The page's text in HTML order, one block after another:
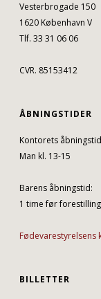
Vesterbrogade 150
1620 København V
Tlf. 33 31 06 06
CVR. 85153412
ÅBNINGSTIDER
Kontorets
Man kl. 13-15
Barens åbningstid:
1 time før
BILLETTER